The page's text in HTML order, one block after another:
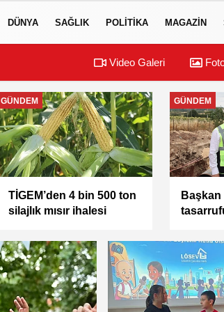
DÜNYA SAĞLIK POLITIKA MAGAZIN
Video Galeri
GÜNDEM
TİGEM’den 4 bin 500 ton
silajlık mısır ihalesi
GÜNDEM
Başkan